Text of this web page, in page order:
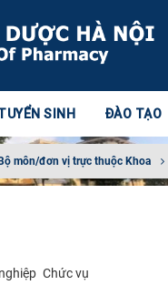
SINH ĐÀO TẠO
Bộ môn/đơn vị trực thuộc Khoa
Chức vụ